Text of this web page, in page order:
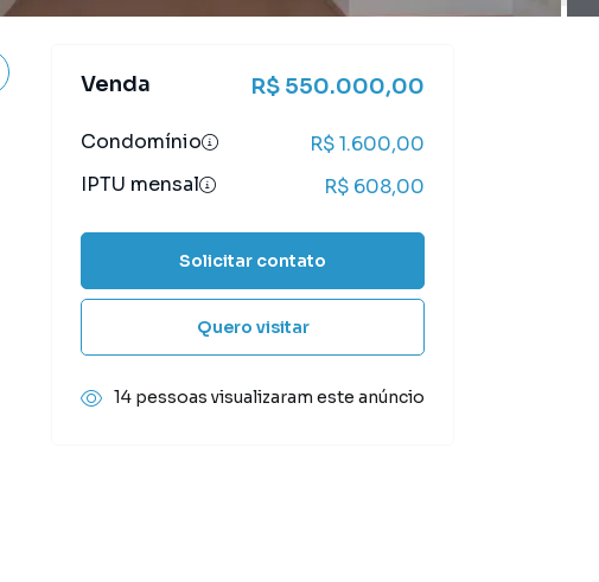
Venda R$ 550.000,00
Condomínio
R$ 1.600,00
IPTU mensal
R$ 608,00
Solicitar contato
Quero visitar
14 pessoas visualizaram este anúncio